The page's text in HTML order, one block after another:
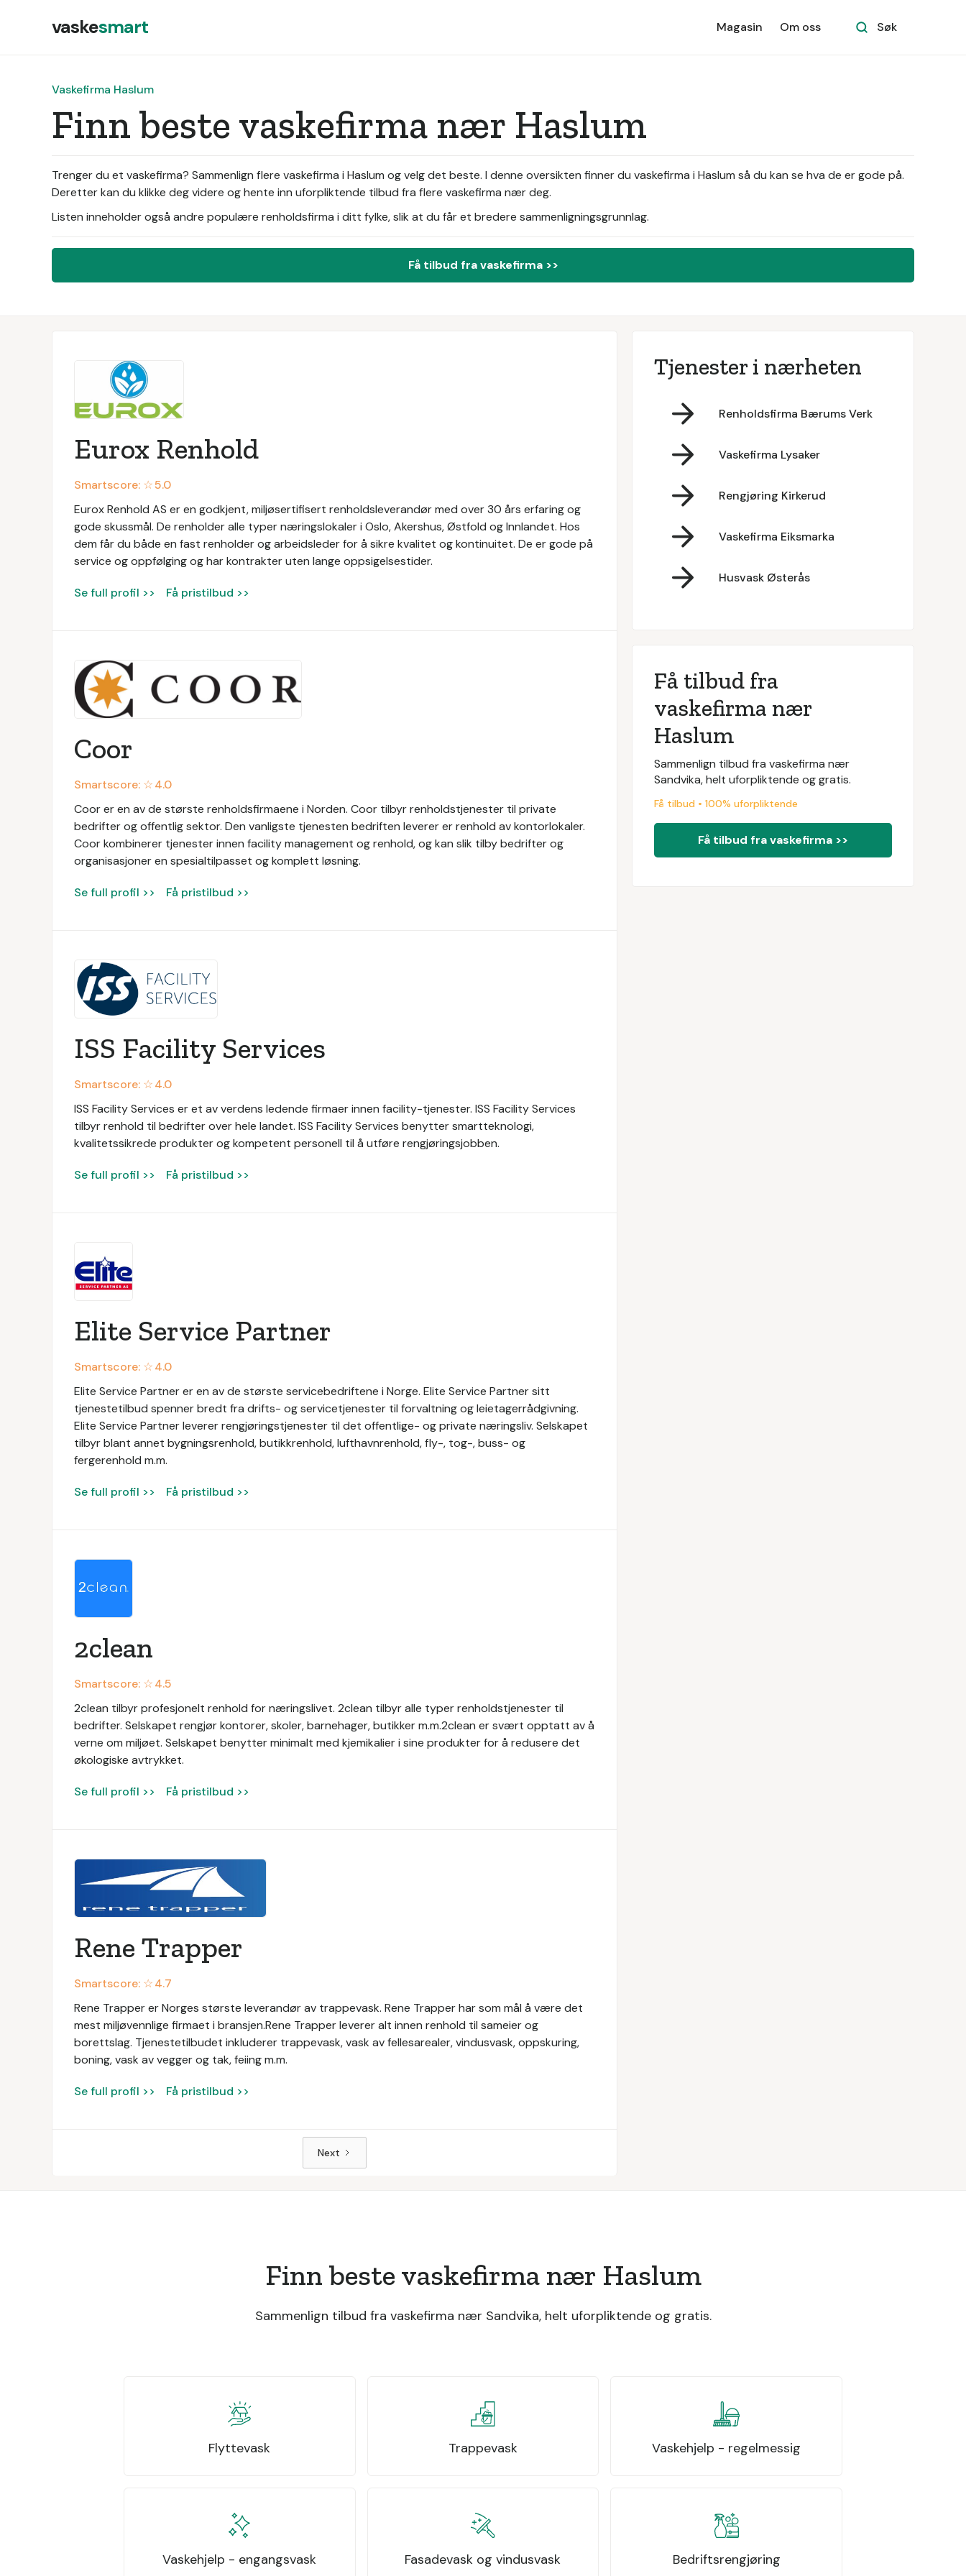
vaskesmart Magasin Om oss Søk
Vaskefirma Haslum
Finn beste vaskefirma nær Haslum
Trenger du et vaskefirma? Sammenlign flere vaskefirma i Haslum og velg det beste. I denne oversikten finner du vaskefirma i Haslum så du kan se hva de er gode på.
Deretter kan du klikke deg videre og hente inn uforpliktende tilbud fra flere vaskefirma nær deg.
Listen inneholder også andre populære renholdsfirma i ditt fylke, slik at du får et bredere sammenligningsgrunnlag.
Få tilbud fra vaskefirma >>
Eurox Renhold
Smartscore: ☆5.0
Eurox Renhold AS er en godkjent, miljøsertifisert renholdsleverandør med over 30 års erfaring og
gode skussmål. De renholder alle typer næringslokaler i Oslo, Akershus, Østfold og Innlandet. Hos
dem får du både en fast renholder og arbeidsleder for å sikre kvalitet og kontinuitet. De er gode på
service og oppfølging og har kontrakter uten lange oppsigelsestider.
Se full profil >> Få pristilbud >>
Coor
Smartscore: ☆4.0
Coor er en av de største renholdsfirmaene i Norden. Coor tilbyr renholdstjenester til private
bedrifter og offentlig sektor. Den vanligste tjenesten bedriften leverer er renhold av kontorlokaler.
Coor kombinerer tjenester innen facility management og renhold, og kan slik tilby bedrifter og
organisasjoner en spesialtilpasset og komplett løsning.
Se full profil >> Få pristilbud >>
ISS Facility Services
Smartscore: ☆4.0
ISS Facility Services er et av verdens ledende firmaer innen facility-tjenester. ISS Facility Services
tilbyr renhold til bedrifter over hele landet. ISS Facility Services benytter smartteknologi,
kvalitetssikrede produkter og kompetent personell til å utføre rengjøringsjobben.
Se full profil >> Få pristilbud >>
Elite Service Partner
Smartscore: ☆4.0
Elite Service Partner er en av de største servicebedriftene i Norge. Elite Service Partner sitt
tjenestetilbud spenner bredt fra drifts- og servicetjenester til forvaltning og leietagerrådgivning.
Elite Service Partner leverer rengjøringstjenester til det offentlige- og private næringsliv. Selskapet
tilbyr blant annet bygningsrenhold, butikkrenhold, lufthavnrenhold, fly-, tog-, buss- og
fergerenhold m.m.
Se full profil >> Få pristilbud >>
2clean
Smartscore: ☆4.5
2clean tilbyr profesjonelt renhold for næringslivet. 2clean tilbyr alle typer renholdstjenester til
bedrifter. Selskapet rengjør kontorer, skoler, barnehager, butikker m.m.2clean er svært opptatt av å
verne om miljøet. Selskapet benytter minimalt med kjemikalier i sine produkter for å redusere det
økologiske avtrykket.
Se full profil >> Få pristilbud >>
Rene Trapper
Smartscore: ☆4.7
Rene Trapper er Norges største leverandør av trappevask. Rene Trapper har som mål å være det
mest miljøvennlige firmaet i bransjen.Rene Trapper leverer alt innen renhold til sameier og
borettslag. Tjenestetilbudet inkluderer trappevask, vask av fellesarealer, vindusvask, oppskuring,
boning, vask av vegger og tak, feiing m.m.
Se full profil >> Få pristilbud >>
Next
Tjenester i nærheten
Renholdsfirma Bærums Verk
Vaskefirma Lysaker
Rengjøring Kirkerud
Vaskefirma Eiksmarka
Husvask Østerås
Få tilbud fra
vaskefirma nær
Haslum
Sammenlign tilbud fra vaskefirma nær
Sandvika, helt uforpliktende og gratis.
Få tilbud • 100% uforpliktende
Få tilbud fra vaskefirma >>
Finn beste vaskefirma nær Haslum
Sammenlign tilbud fra vaskefirma nær Sandvika, helt uforpliktende og gratis.
Flyttevask Trappevask Vaskehjelp - regelmessig
Vaskehjelp - engangsvask Fasadevask og vindusvask Bedriftsrengjøring